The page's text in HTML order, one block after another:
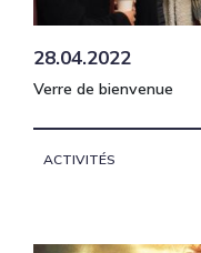
28.04.2022
Verre de bienvenue
ACTIVITÉS